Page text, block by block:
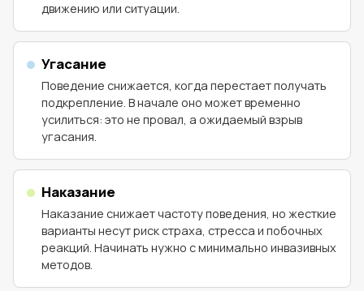
движению или ситуации.
Угасание
Поведение снижается, когда перестает получать
подкрепление. В начале оно может временно
усилиться: это не провал, а ожидаемый взрыв
угасания.
Наказание
Наказание снижает частоту поведения, но жесткие
варианты несут риск страха, стресса и побочных
реакций. Начинать нужно с минимально инвазивных
методов.